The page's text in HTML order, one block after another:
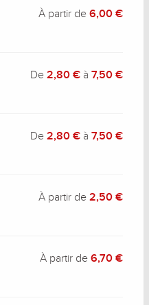
À partir de6,00 €
De2,80 € à7,50 €
De2,80 € à7,50 €
À partir de2,50 €
À partir de6,70 €